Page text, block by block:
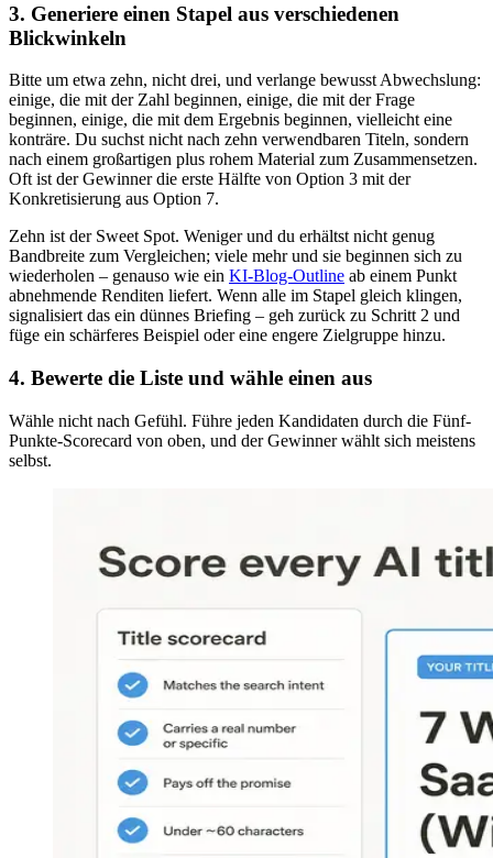
3. Generiere einen Stapel aus verschiedenen
Blickwinkeln
Bitte um etwa zehn, nicht drei, und verlange bewusst Abwechslung:
einige, die mit der Zahl beginnen, einige, die mit der Frage
beginnen, einige, die mit dem Ergebnis beginnen, vielleicht eine
konträre. Du suchst nicht nach zehn verwendbaren Titeln, sondern
nach einem großartigen plus rohem Material zum Zusammensetzen.
Oft ist der Gewinner die erste Hälfte von Option 3 mit der
Konkretisierung aus Option 7.
Zehn ist der Sweet Spot. Weniger und du erhältst nicht genug
Bandbreite zum Vergleichen; viele mehr und sie beginnen sich zu
wiederholen – genauso wie ein KI-Blog-Outline ab einem Punkt
abnehmende Renditen liefert. Wenn alle im Stapel gleich klingen,
signalisiert das ein dünnes Briefing – geh zurück zu Schritt 2 und
füge ein schärferes Beispiel oder eine engere Zielgruppe hinzu.
4. Bewerte die Liste und wähle einen aus
Wähle nicht nach Gefühl. Führe jeden Kandidaten durch die Fünf-
Punkte-Scorecard von oben, und der Gewinner wählt sich meistens
selbst.